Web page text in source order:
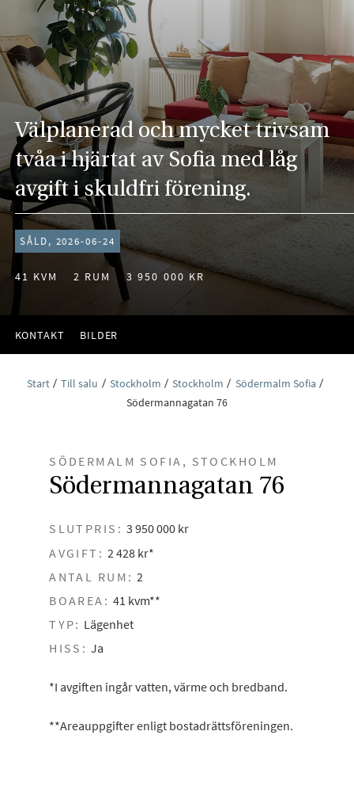
Välplanerad och mycket trivsam
tvåa i hjärtat av Sofia med låg
avgift i skuldfri förening.
SÅLD, 2026-06-24
41 KVM 2 RUM 3 950 000 KR
KONTAKT BILDER
Start Till salu Stockholm Stockholm
Södermalm Sofia
Södermannagatan 76
SÖDERMALM SOFIA, STOCKHOLM
Södermannagatan 76
SLUTPRIS: 3 950 000 kr
AVGIFT: 2 428 kr*
ANTAL RUM: 2
BOAREA: 41 kvm**
TYP: Lägenhet
HISS: Ja
*I avgiften ingår vatten, värme och bredband.
**Areauppgifter enligt bostadrättsföreningen.